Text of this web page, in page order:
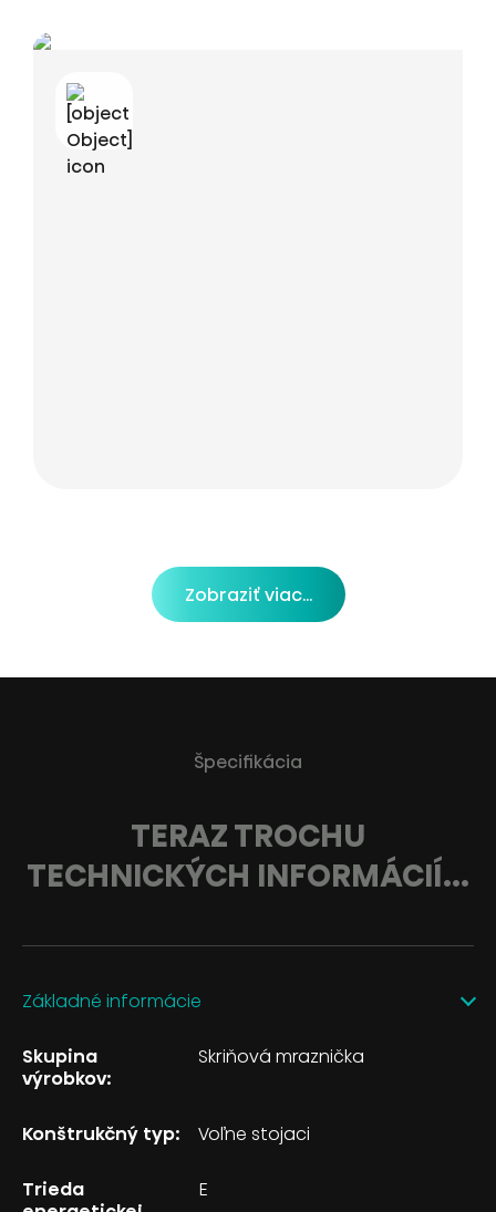
Zobraziť viac...
Špecifikácia
TERAZ TROCHU
TECHNICKÝCH INFORMÁCIÍ...
Základné informácie
Skupina
výrobkov:
Skriňová mraznička
Konštrukčný typ: Voľne stojaci
Trieda
E